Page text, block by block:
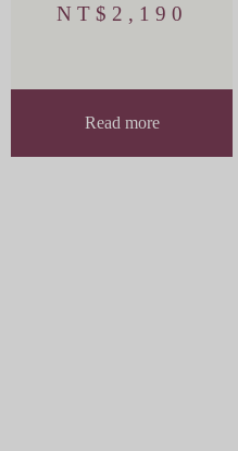
NT$ 2,190
Read more